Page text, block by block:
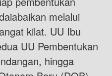
melalui
kilat. UU Ibu
UU Pembentukan
hingga